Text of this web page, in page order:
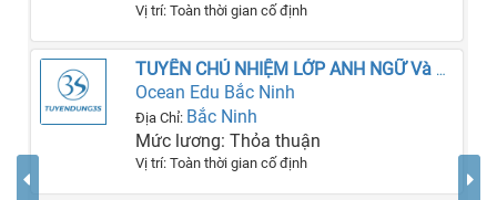
Vị trí: Toàn thời gian cố định
TUYỂN CHỦ NHIỆM LỚP ANH NGỮ Và CHUYÊN VIÊN TƯ VẤN GIÁO DỤC LÀM NGAY
Ocean Edu Bắc Ninh
Địa Chỉ: Bắc Ninh
Mức lương: Thỏa thuận
Vị trí: Toàn thời gian cố định